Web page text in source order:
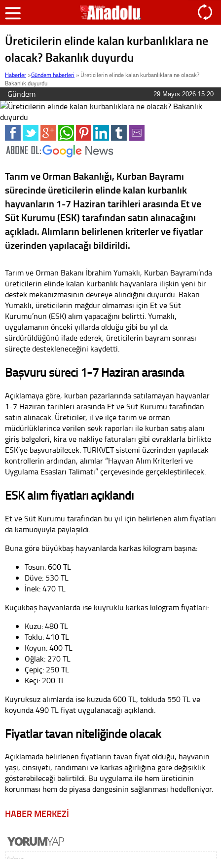
Üreticilerin elinde kalan kurbanlıklara ne
olacak? Bakanlık duyurdu
Haberler >Gündem haberleri » Üreticilerin elinde kalan kurbanlıklara ne olacak?
Bakanlık duyurdu
Gündem 29 Mayıs 2026 15:20
Tarım ve Orman Bakanlığı, Kurban Bayramı
sürecinde üreticilerin elinde kalan kurbanlık
hayvanların 1-7 Haziran tarihleri arasında Et ve
Süt Kurumu (ESK) tarafından satın alınacağını
açıkladı. Alımların belirlenen kriterler ve fiyatlar
üzerinden yapılacağı bildirildi.
Tarım ve Orman Bakanı İbrahim Yumaklı, Kurban Bayramı’nda
üreticilerin elinde kalan kurbanlık hayvanlara ilişkin yeni bir
destek mekanizmasının devreye alındığını duyurdu. Bakan
Yumaklı, üreticilerin mağdur olmaması için Et ve Süt
Kurumu’nun (ESK) alım yapacağını belirtti. Yumaklı,
uygulamanın önceki yıllarda olduğu gibi bu yıl da
sürdürüldüğünü ifade ederek, üreticilerin bayram sonrası
süreçte destekleneceğini kaydetti.
Başvuru süreci 1-7 Haziran arasında
Açıklamaya göre, kurban pazarlarında satılamayan hayvanlar
1-7 Haziran tarihleri arasında Et ve Süt Kurumu tarafından
satın alınacak. Üreticiler, il ve ilçe tarım ve orman
müdürlüklerince verilen sevk raporları ile kurban satış alanı
giriş belgeleri, kira ve nakliye faturaları gibi evraklarla birlikte
ESK’ye başvurabilecek. TÜRKVET sistemi üzerinden yapılacak
kontrollerin ardından, alımlar “Hayvan Alım Kriterleri ve
Uygulama Esasları Talimatı” çerçevesinde gerçekleştirilecek.
ESK alım fiyatları açıklandı
Et ve Süt Kurumu tarafından bu yıl için belirlenen alım fiyatları
da kamuoyuyla paylaşıldı.
Buna göre büyükbaş hayvanlarda karkas kilogram başına:
Tosun: 600 TL
Düve: 530 TL
İnek: 470 TL
Küçükbaş hayvanlarda ise kuyruklu karkas kilogram fiyatları:
Kuzu: 480 TL
Toklu: 410 TL
Koyun: 400 TL
Oğlak: 270 TL
Çepiç: 250 TL
Keçi: 200 TL
Kuyruksuz alımlarda ise kuzuda 600 TL, tokluda 550 TL ve
koyunda 490 TL fiyat uygulanacağı açıklandı.
Fiyatlar tavan niteliğinde olacak
Açıklamada belirlenen fiyatların tavan fiyat olduğu, hayvanın
yaşı, cinsiyeti, randımanı ve karkas ağırlığına göre değişiklik
gösterebileceği belirtildi. Bu uygulama ile hem üreticinin
korunması hem de piyasa dengesinin sağlanması hedefleniyor.
HABER MERKEZİ